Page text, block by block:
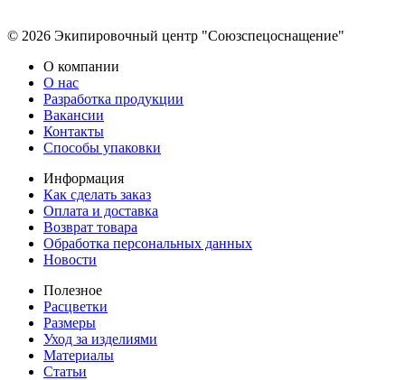
© 2026 Экипировочный центр "Союзспецоснащение"
О компании
О нас
Разработка продукции
Вакансии
Контакты
Способы упаковки
Информация
Как сделать заказ
Оплата и доставка
Возврат товара
Обработка персональных данных
Новости
Полезное
Расцветки
Размеры
Уход за изделиями
Материалы
Статьи